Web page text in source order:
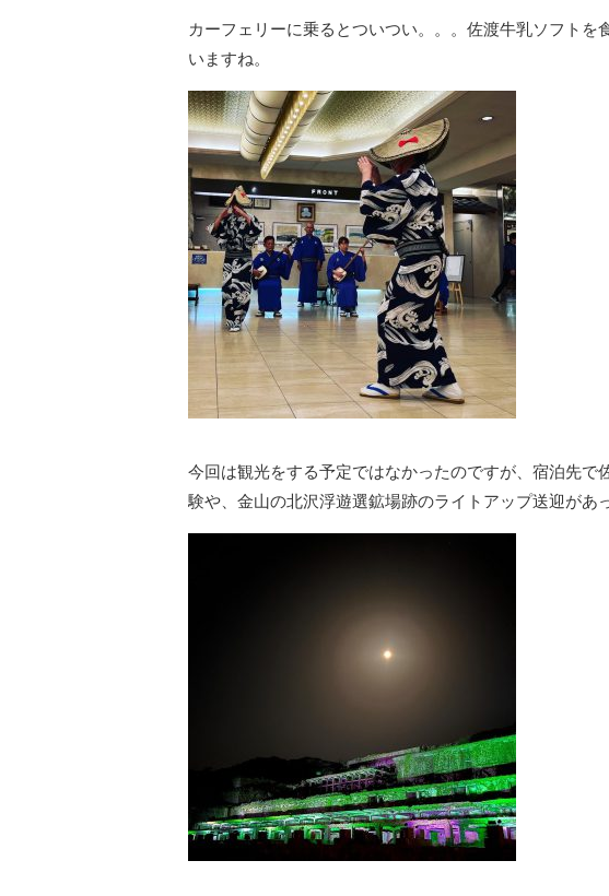
カーフェリーに乗るとついつい。。。佐渡牛乳ソフトを
いますね。
今回は観光をする予定ではなかったのですが、宿泊先で
験や、金山の北沢浮遊選鉱場跡のライトアップ送迎があ